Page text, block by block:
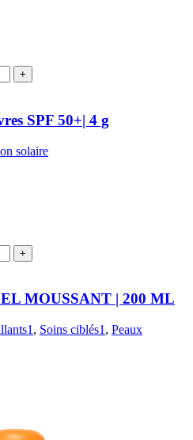
SPF 50+| 4 g
solaire
MOUSSANT | 200 ML
, Soins ciblés1 , Peaux